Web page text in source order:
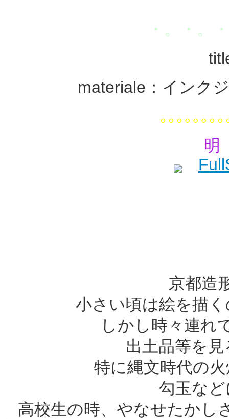
・。・。
materiale：インク
｡｡｡｡｡｡｡
明
京都造
小さい頃は絵を描
しかし時々連れ
出土品等を
特に縄文時代の
勾玉な
高校生の時、やなせたかし